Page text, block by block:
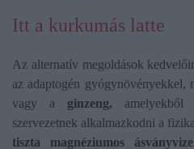
Itt a kurkumás latte
Az alternatív megoldások
az adaptogén gyógynövényekkel,
vagy a ginzeng, amelyekből
szervezetnek alkalmazkodni a
tiszta magnéziumos